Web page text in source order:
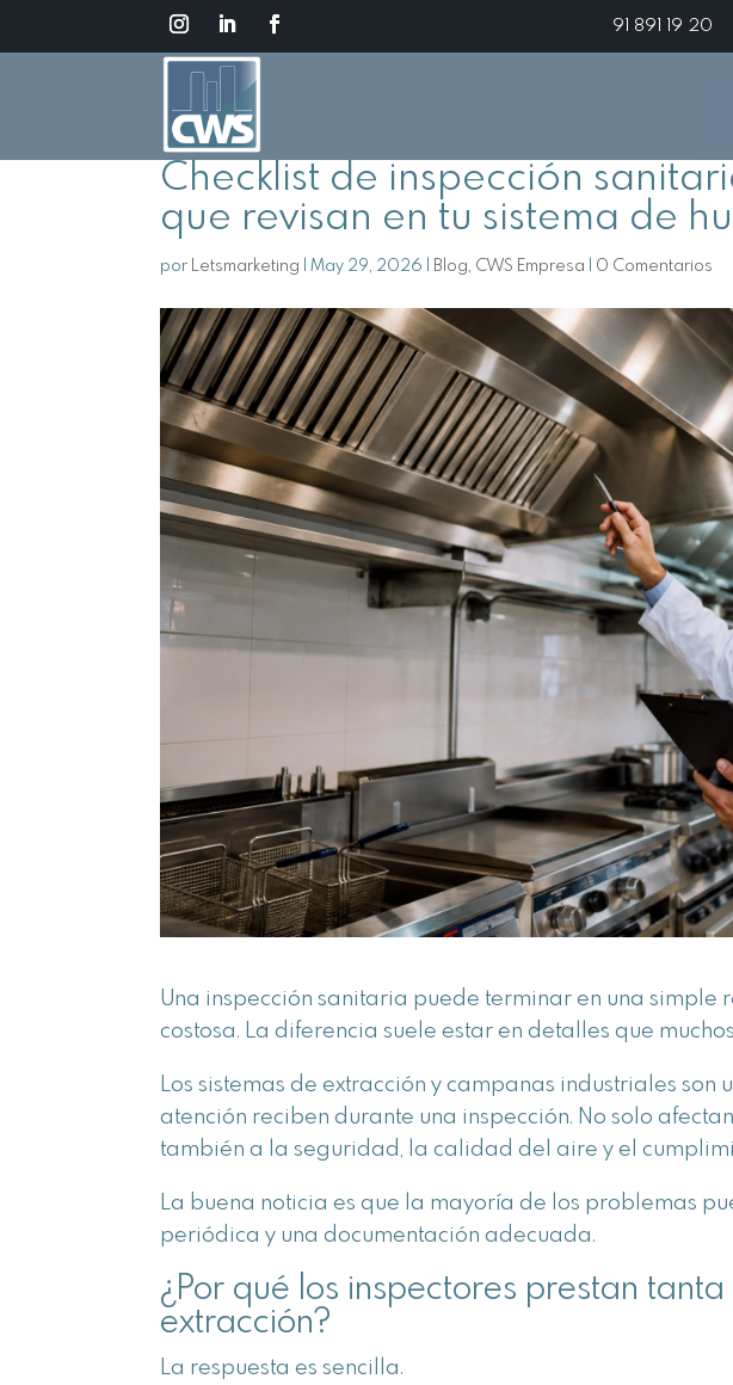
91 891 19 20
Checklist de inspección
que revisan en tu sistema de
por Letsmarketing |May 29, 2026 Blog, CWS Empresa 0 Comentarios
Una inspección sanitaria puede terminar en una simple
costosa. La diferencia suele estar en detalles que
Los sistemas de extracción y campanas industriales son
atención reciben durante una inspección. No solo
también a la seguridad, la calidad del aire y el
La buena noticia es que la mayoría de los problemas
periódica y una documentación adecuada.
¿Por qué los inspectores prestan
extracción?
La respuesta es sencilla.